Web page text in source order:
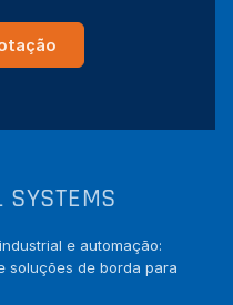
SYSTEMS
e automação:
soluções de borda para